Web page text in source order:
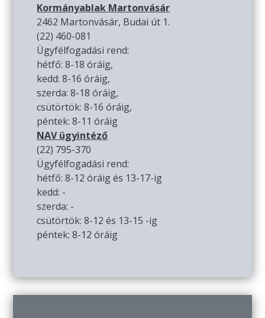
Kormányablak Martonvásár
2462 Martonvásár, Budai út 1.
(22) 460-081
Ügyfélfogadási rend:
hétfő: 8-18 óráig,
kedd: 8-16 óráig,
szerda: 8-18 óráig,
csütörtök: 8-16 óráig,
péntek: 8-11 óráig
NAV ügyintéző
(22) 795-370
Ügyfélfogadási rend:
hétfő: 8-12 óráig és 13-17-ig
kedd: -
szerda: -
csütörtök: 8-12 és 13-15 -ig
péntek: 8-12 óráig